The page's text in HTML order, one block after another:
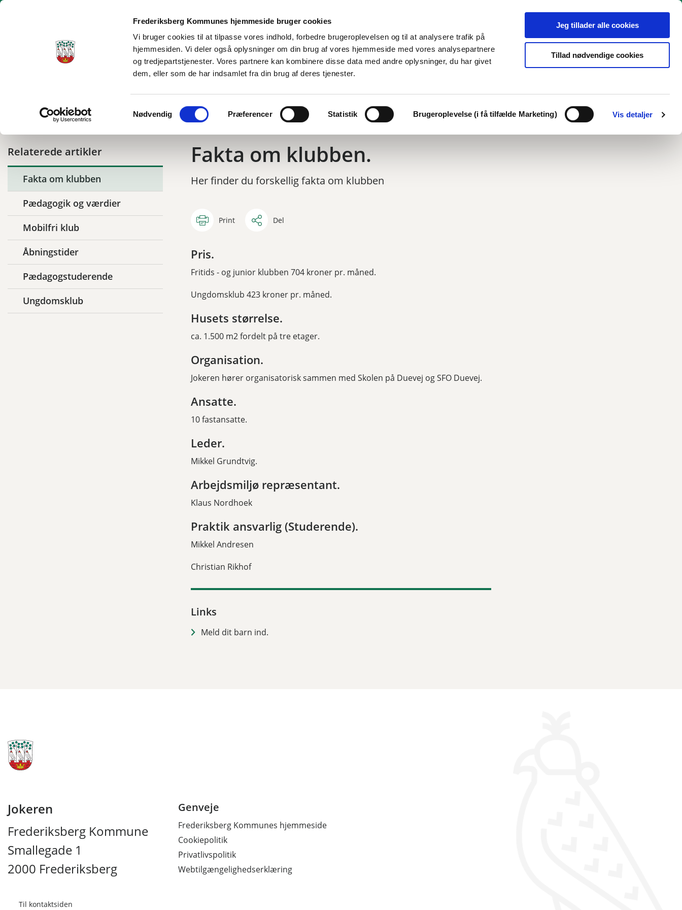
Frederiksberg Kommunes hjemmeside bruger cookies
Vi bruger cookies til at tilpasse vores indhold, forbedre brugeroplevelsen og til at analysere trafik på
hjemmesiden. Vi deler også oplysninger om din brug af vores hjemmeside med vores analysepartnere
og tredjepartstjenester. Vores partnere kan kombinere disse data med andre oplysninger, du har givet
dem, eller som de har indsamlet fra din brug af deres tjenester.
Nødvendig Præferencer Statistik Brugeroplevelse (i få tilfælde Marketing) Vis detaljer
Jeg tillader alle cookies
Tillad nødvendige cookies
Jokeren Klubbens aktiviteter Kontakt
Fakta om klubben Print Del
Relaterede artikler
Fakta om klubben
Pædagogik og værdier
Mobilfri klub
Åbningstider
Pædagogstuderende
Ungdomsklub
Fakta om klubben.
Her finder du forskellig fakta om klubben
Print Del
Pris.
Fritids - og junior klubben 704 kroner pr. måned.
Ungdomsklub 423 kroner pr. måned.
Husets størrelse.
ca. 1.500 m2 fordelt på tre etager.
Organisation.
Jokeren hører organisatorisk sammen med Skolen på Duevej og SFO Duevej.
Ansatte.
10 fastansatte.
Leder.
Mikkel Grundtvig.
Arbejdsmiljø repræsentant.
Klaus Nordhoek
Praktik ansvarlig (Studerende).
Mikkel Andresen
Christian Rikhof
Links
Meld dit barn ind.
Jokeren
Frederiksberg Kommune
Smallegade 1
2000 Frederiksberg
Til kontaktsiden
Genveje
Frederiksberg Kommunes hjemmeside
Cookiepolitik
Privatlivspolitik
Webtilgængelighedserklæring